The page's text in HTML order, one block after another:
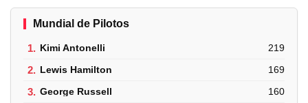
Mundial de Pilotos
1. Kimi Antonelli 219
2. Lewis Hamilton 169
3. George Russell 160